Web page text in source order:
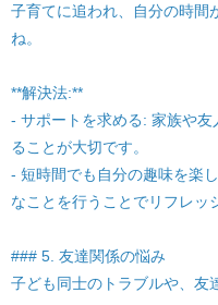
子育てに追われ、自分の時間
ね。
**解決法:**
- サポートを求める: 家族や
ることが大切です。
- 短時間でも自分の趣味を楽
なことを行うことでリフレッ
### 5. 友達関係の悩み
子ども同士のトラブルや、友